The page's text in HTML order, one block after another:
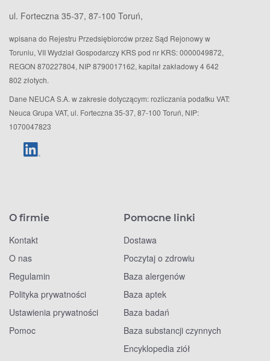
ul. Forteczna 35-37, 87-100 Toruń,
wpisana do Rejestru Przedsiębiorców przez Sąd Rejonowy w
Toruniu, VII Wydział Gospodarczy KRS pod nr KRS: 0000049872,
REGON 870227804, NIP 8790017162, kapitał zakładowy 4 642
802 złotych.
Dane NEUCA S.A. w zakresie dotyczącym: rozliczania podatku VAT:
Neuca Grupa VAT, ul. Forteczna 35-37, 87-100 Toruń, NIP:
1070047823
O firmie
Kontakt
O nas
Regulamin
Polityka prywatności
Ustawienia prywatności
Pomoc
Pomocne linki
Dostawa
Poczytaj o zdrowiu
Baza alergenów
Baza aptek
Baza badań
Baza substancji czynnych
Encyklopedia ziół